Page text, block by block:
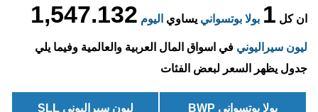
ان كل 1 بولا بوتسواني يساوي اليوم 1,547.132
ليون سيراليوني في اسواق المال العربية والعالمية وفيما يلي
جدول يظهر السعر لبعض الفئات
بولا بوتسواني BWP ليون سيراليوني SLL